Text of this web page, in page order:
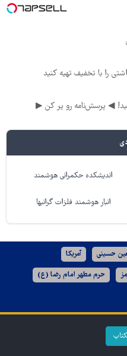
را با تخفیف تهیه کنید
◀ پرسش‌نامه رو پر کن ▶
اندیشکده حکمرانی هوشمند
انبار هوشمند فلزات گرانبها
حسینی آمریکا
حرم مطهر امام رضا (ع)